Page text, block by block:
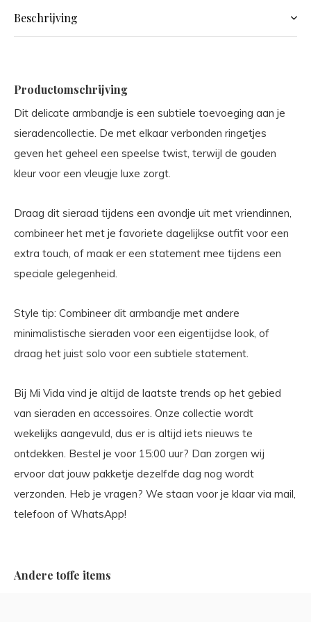
Beschrijving
Productomschrijving
Dit delicate armbandje is een subtiele toevoeging aan je
sieradencollectie. De met elkaar verbonden ringetjes
geven het geheel een speelse twist, terwijl de gouden
kleur voor een vleugje luxe zorgt.
Draag dit sieraad tijdens een avondje uit met vriendinnen,
combineer het met je favoriete dagelijkse outfit voor een
extra touch, of maak er een statement mee tijdens een
speciale gelegenheid.
Style tip: Combineer dit armbandje met andere
minimalistische sieraden voor een eigentijdse look, of
draag het juist solo voor een subtiele statement.
Bij Mi Vida vind je altijd de laatste trends op het gebied
van sieraden en accessoires. Onze collectie wordt
wekelijks aangevuld, dus er is altijd iets nieuws te
ontdekken. Bestel je voor 15:00 uur? Dan zorgen wij
ervoor dat jouw pakketje dezelfde dag nog wordt
verzonden. Heb je vragen? We staan voor je klaar via mail,
telefoon of WhatsApp!
Andere toffe items